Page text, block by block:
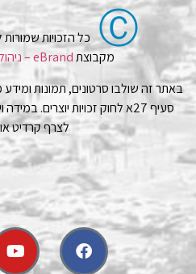
Ⓒ כל הזכויות שמורות
מקבוצתeBrand – ניהול מוניטין באינטרנט
באתר זה שולבו סרטונים, תמונות
סעיף 27א לחוק זכויות יוצרים.
לצרף קרדיט